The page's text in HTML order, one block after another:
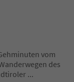
vom
des
...